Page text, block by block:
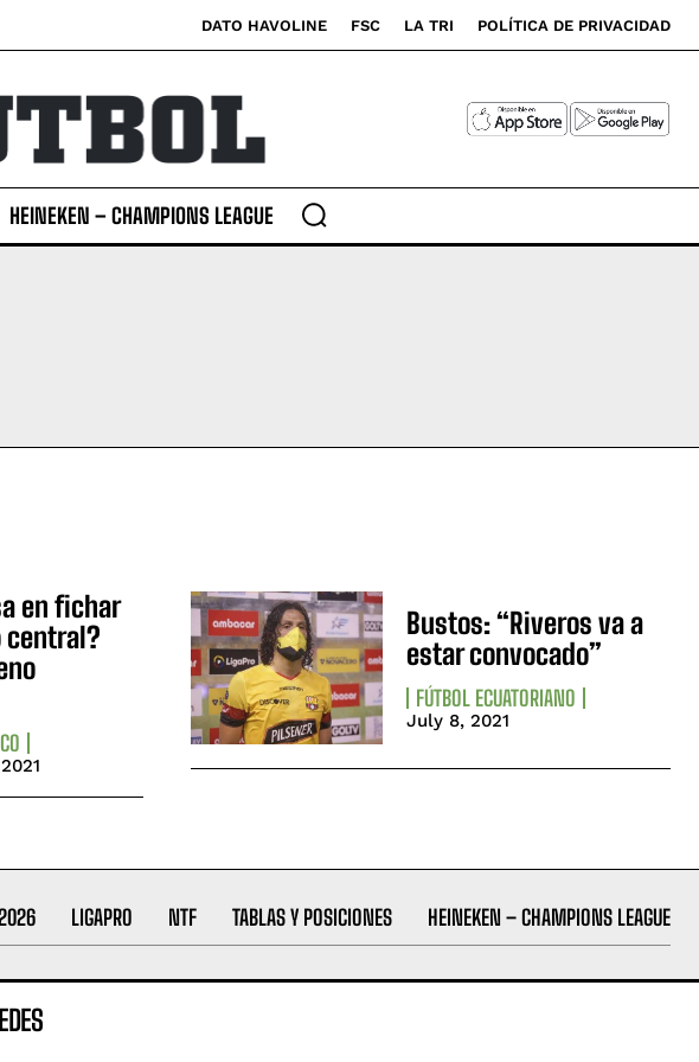
DATO HAVOLINE FSC LA TRI POLÍTICA DE PRIVACIDAD
HEINEKEN – CHAMPIONS LEAGUE
en fichar
central?
Bustos: “Riveros va a
estar convocado”
FÚTBOL ECUATORIANO
July 8, 2021
LIGAPRO NTF TABLAS Y POSICIONES HEINEKEN – CHAMPIONS LEAGUE